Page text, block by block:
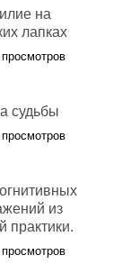
на
лапках
судьбы
из
практики.